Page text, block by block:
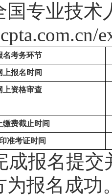
国专业技术
名考务环节
上报名时间
上资格审查
缴费截止时间
准考证时间
成报名提交
为报名成功